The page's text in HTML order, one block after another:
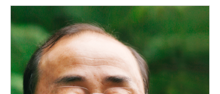
党基本情報
お問い合わせ
ニュースリリース